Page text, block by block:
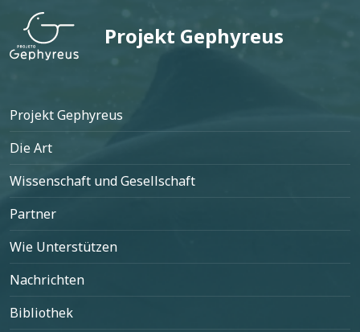
Projekt Gephyreus
Fußzeile
Projekt Gephyreus
Die Art
Wissenschaft und Gesellschaft
Partner
Wie Unterstützen
Nachrichten
Bibliothek